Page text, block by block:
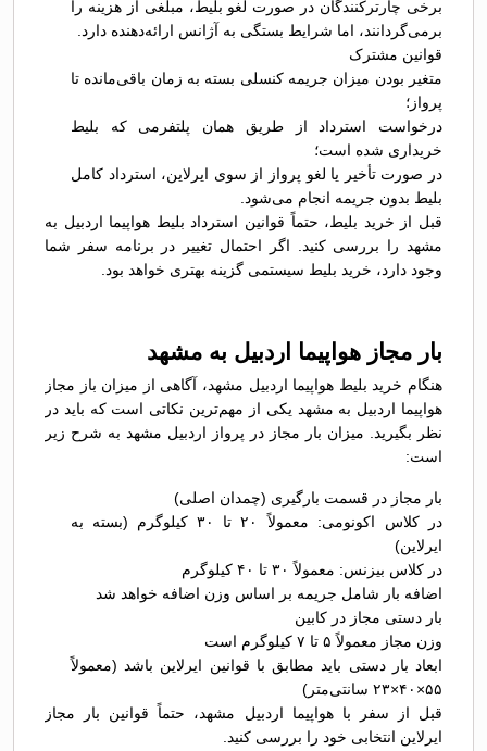
برخی چارترکنندگان در صورت لغو بلیط، مبلغی از هزینه را
برمی‌گردانند، اما شرایط بستگی به آژانس ارائه‌دهنده دارد.
قوانین مشترک
متغیر بودن میزان جریمه کنسلی بسته به زمان باقی‌مانده تا
پرواز؛
درخواست استرداد از طریق همان پلتفرمی که بلیط
خریداری شده است؛
در صورت تأخیر یا لغو پرواز از سوی ایرلاین، استرداد کامل
بلیط بدون جریمه انجام می‌شود.
قبل از خرید بلیط، حتماً قوانین استرداد بلیط هواپیما اردبیل به
مشهد را بررسی کنید. اگر احتمال تغییر در برنامه سفر شما
وجود دارد، خرید بلیط سیستمی گزینه بهتری خواهد بود.
بار مجاز هواپیما اردبیل به مشهد
هنگام خرید بلیط هواپیما اردبیل مشهد، آگاهی از میزان باز مجاز
هواپیما اردبیل به مشهد یکی از مهم‌ترین نکاتی است که باید در
نظر بگیرید. میزان بار مجاز در پرواز اردبیل مشهد به شرح زیر
است:
بار مجاز در قسمت بارگیری (چمدان اصلی)
در کلاس اکونومی: معمولاً ۲۰ تا ۳۰ کیلوگرم (بسته به
ایرلاین)
در کلاس بیزنس: معمولاً ۳۰ تا ۴۰ کیلوگرم
اضافه بار شامل جریمه بر اساس وزن اضافه خواهد شد
بار دستی مجاز در کابین
وزن مجاز معمولاً ۵ تا ۷ کیلوگرم است
ابعاد بار دستی باید مطابق با قوانین ایرلاین باشد (معمولاً
۵۵×۴۰×۲۳ سانتی‌متر)
قبل از سفر با هواپیما اردبیل مشهد، حتماً قوانین بار مجاز
ایرلاین انتخابی خود را بررسی کنید.